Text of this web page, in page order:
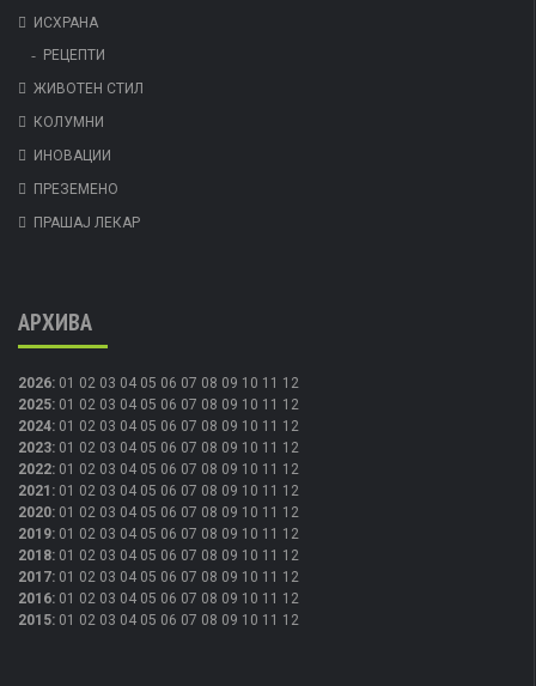
ИСХРАНА
РЕЦЕПТИ
ЖИВОТЕН СТИЛ
КОЛУМНИ
ИНОВАЦИИ
ПРЕЗЕМЕНО
ПРАШАЈ ЛЕКАР
АРХИВА
2026: 01 02 03 04 05 06 07 08 09 10 11 12
2025: 01 02 03 04 05 06 07 08 09 10 11 12
2024: 01 02 03 04 05 06 07 08 09 10 11 12
2023: 01 02 03 04 05 06 07 08 09 10 11 12
2022: 01 02 03 04 05 06 07 08 09 10 11 12
2021 : 01 02 03 04 05 06 07 08 09 10 11 12
2020: 01 02 03 04 05 06 07 08 09 10 11 12
2019: 01 02 03 04 05 06 07 08 09 10 11 12
2018: 01 02 03 04 05 06 07 08 09 10 11 12
2017: 01 02 03 04 05 06 07 08 09 10 11 12
2016: 01 02 03 04 05 06 07 08 09 10 11 12
2015: 01 02 03 04 05 06 07 08 09 10 11 12